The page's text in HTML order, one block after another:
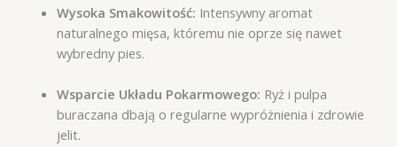
Wysoka Smakowitość: Intensywny aromat
naturalnego mięsa, któremu nie oprze się nawet
wybredny pies.
Wsparcie Układu Pokarmowego: Ryż i pulpa
buraczana dbają o regularne wypróżnienia i zdrowie
jelit.